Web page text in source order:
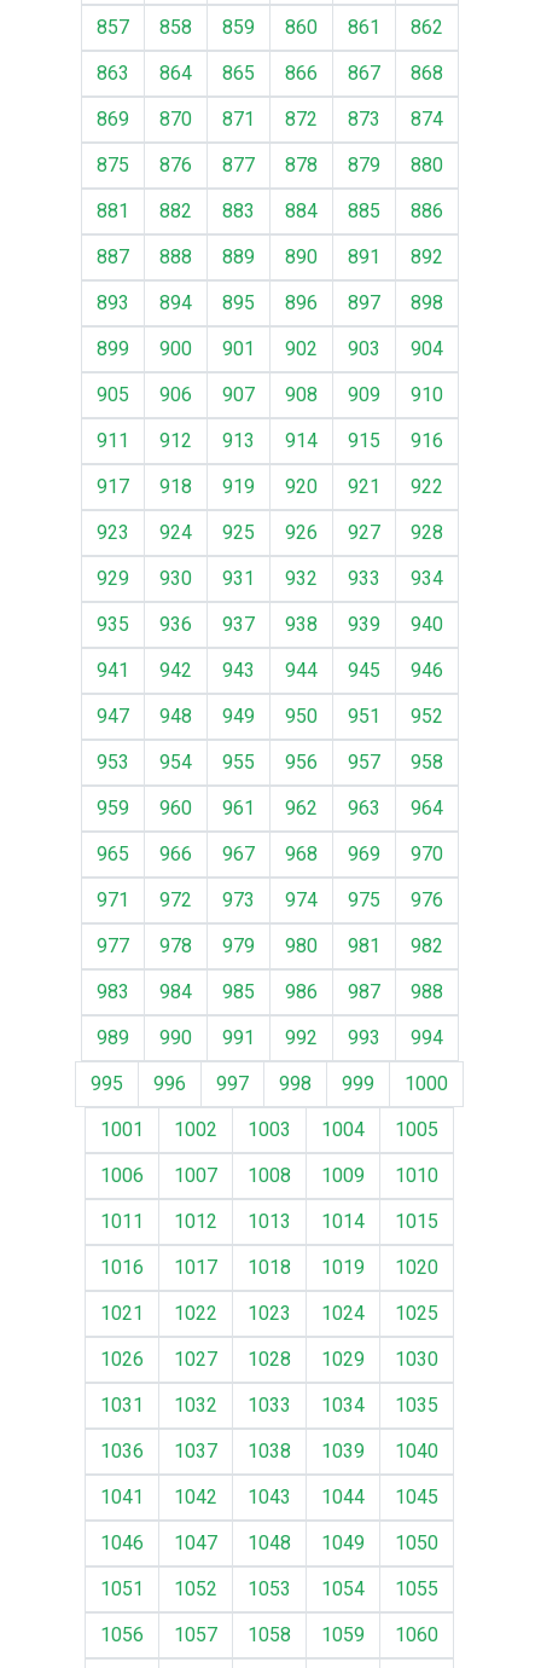
857 858 859 860 861
862
863
864 865 866 867
868
869
870 871 872 873
874
875
876 877 878 879
880
881
882 883 884 885
886
887
888 889 890 891
892
893
894 895 896 897
898
899
900 901 902 903
904
905
906 907 908 909
910
911
912 913 914 915
916
917
918 919 920 921
922
923
924 925 926 927
928
929
930 931 932 933
934
935
936 937 938 939
940
941
942 943 944 945
946
947
948 949 950 951
952
953
954 955 956 957
958
959
960 961 962 963
964
965
966 967 968 969
970
971
972 973 974 975
976
977
978 979 980 981
982
983
984 985 986 987
988
989
990 991 992 993
994
995
996 997 998 999
1000
1001
1002 1003 1004
1005
1006
1007 1008 1009
1010
1011
1012 1013 1014
1015
1016
1017 1018 1019
1020
1021
1022 1023 1024
1025
1026
1027 1028 1029
1030
1031
1032 1033 1034
1035
1036
1037 1038 1039
1040
1041
1042 1043 1044
1045
1046
1047 1048 1049
1050
1051
1052 1053 1054
1055
1056
1057 1058 1059
1060